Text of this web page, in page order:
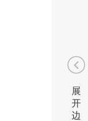
展
开
边